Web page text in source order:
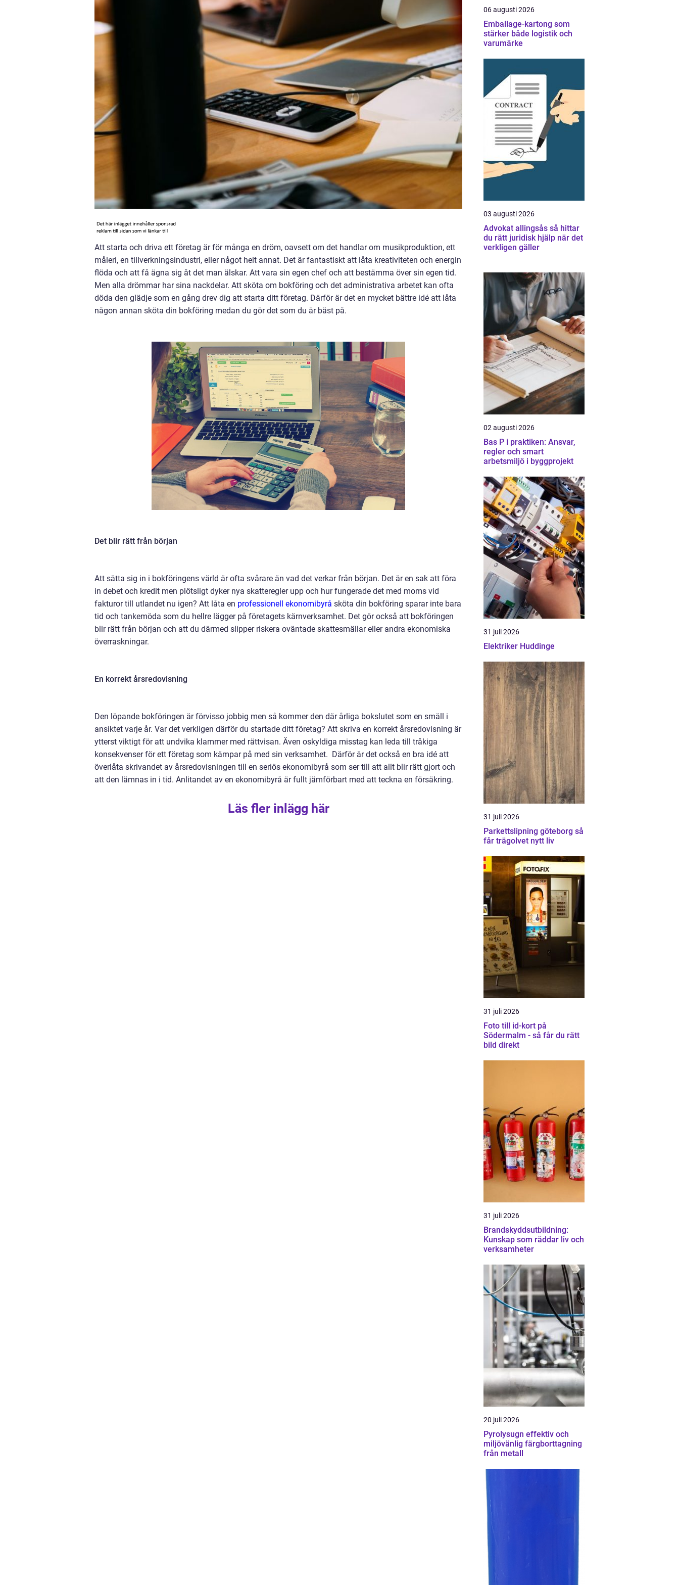
Att starta och driva ett företag är för många en dröm, oavsett om det handlar om musikproduktion, ett
måleri, en tillverkningsindustri, eller något helt annat. Det är fantastiskt att låta kreativiteten och energin
flöda och att få ägna sig åt det man älskar. Att vara sin egen chef och att bestämma över sin egen tid.
Men alla drömmar har sina nackdelar. Att sköta om bokföring och det administrativa arbetet kan ofta
döda den glädje som en gång drev dig att starta ditt företag. Därför är det en mycket bättre idé att låta
någon annan sköta din bokföring medan du gör det som du är bäst på.
Det blir rätt från början
Att sätta sig in i bokföringens värld är ofta svårare än vad det verkar från början. Det är en sak att föra
in debet och kredit men plötsligt dyker nya skatteregler upp och hur fungerade det med moms vid
fakturor till utlandet nu igen? Att låta en professionell ekonomibyrå sköta din bokföring sparar inte bara
tid och tankemöda som du hellre lägger på företagets kärnverksamhet. Det gör också att bokföringen
blir rätt från början och att du därmed slipper riskera oväntade skattesmällar eller andra ekonomiska
överraskningar.
En korrekt årsredovisning
Den löpande bokföringen är förvisso jobbig men så kommer den där årliga bokslutet som en smäll i
ansiktet varje år. Var det verkligen därför du startade ditt företag? Att skriva en korrekt årsredovisning är
ytterst viktigt för att undvika klammer med rättvisan. Även oskyldiga misstag kan leda till tråkiga
konsekvenser för ett företag som kämpar på med sin verksamhet. Därför är det också en bra idé att
överlåta skrivandet av årsredovisningen till en seriös ekonomibyrå som ser till att allt blir rätt gjort och
att den lämnas in i tid. Anlitandet av en ekonomibyrå är fullt jämförbart med att teckna en försäkring.
Läs fler inlägg här
06 augusti 2026
Emballage-kartong som
stärker både logistik och
varumärke
03 augusti 2026
Advokat allingsås så hittar
du rätt juridisk hjälp när det
verkligen gäller
02 augusti 2026
Bas P i praktiken: Ansvar,
regler och smart
arbetsmiljö i byggprojekt
31 juli 2026
Elektriker Huddinge
31 juli 2026
Parkettslipning göteborg så
får trägolvet nytt liv
31 juli 2026
Foto till id-kort på
Södermalm - så får du rätt
bild direkt
31 juli 2026
Brandskyddsutbildning:
Kunskap som räddar liv och
verksamheter
20 juli 2026
Pyrolysugn effektiv och
miljövänlig färgborttagning
från metall